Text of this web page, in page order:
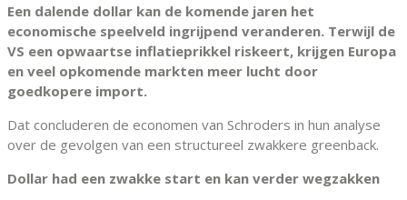
Een dalende dollar kan de komende jaren het
economische speelveld ingrijpend veranderen. Terwijl de
VS een opwaartse inflatieprikkel riskeert, krijgen Europa
en veel opkomende markten meer lucht door
goedkopere import.
Dat concluderen de economen van Schroders in hun analyse
over de gevolgen van een structureel zwakkere greenback.
Dollar had een zwakke start en kan verder wegzakken